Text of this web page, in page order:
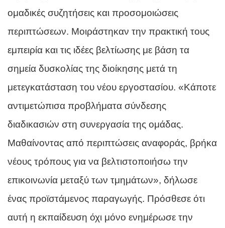
ομαδικές συζητήσεις και προσομοιώσεις
περιπτώσεων. Μοιράστηκαν την πρακτική τους
εμπειρία και τις ιδέες βελτίωσης με βάση τα
σημεία δυσκολίας της διοίκησης μετά τη
μετεγκατάσταση του νέου εργοστασίου. «Κάποτε
αντιμετώπισα προβλήματα σύνδεσης
διαδικασιών στη συνεργασία της ομάδας.
Μαθαίνοντας από περιπτώσεις αναφοράς, βρήκα
νέους τρόπους για να βελτιστοποιήσω την
επικοινωνία μεταξύ των τμημάτων», δήλωσε
ένας προϊστάμενος παραγωγής. Πρόσθεσε ότι
αυτή η εκπαίδευση όχι μόνο ενημέρωσε την